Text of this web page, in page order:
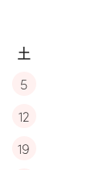
土
5
12
19